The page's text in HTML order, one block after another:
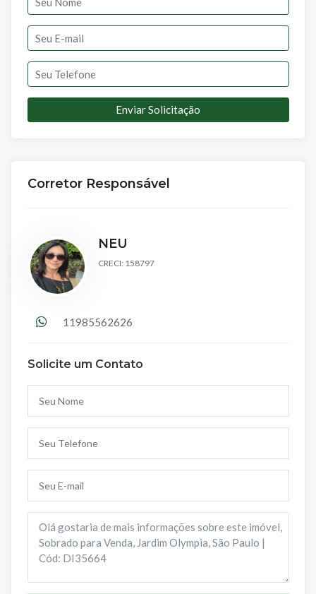
Enviar Solicitação
Corretor Responsável
NEU
CRECI: 158797
11985562626
Solicite um Contato